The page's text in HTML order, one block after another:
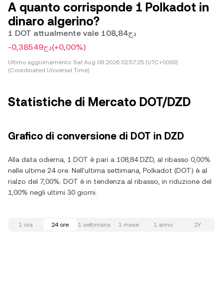
A quanto corrisponde 1 Polkadot in
dinaro algerino?
1 DOT attualmente vale دج108,84
-دج0,38549(+0,00%)
Ultimo aggiornamento: Sat Aug 08 2026 02:57:25 (UTC+0000)
(Coordinated Universal Time)
Statistiche di Mercato DOT/DZD
Grafico di conversione di DOT in DZD
Alla data odierna, 1 DOT è pari a 108,84 DZD, al ribasso 0,00%
nelle ultime 24 ore. Nell'ultima settimana, Polkadot (DOT) è al
rialzo del 7,00%. DOT è in tendenza al ribasso, in riduzione del
1,00% negli ultimi 30 giorni.
1 ora 24 ore 1 settimana 1 mese 1 anno 2Y